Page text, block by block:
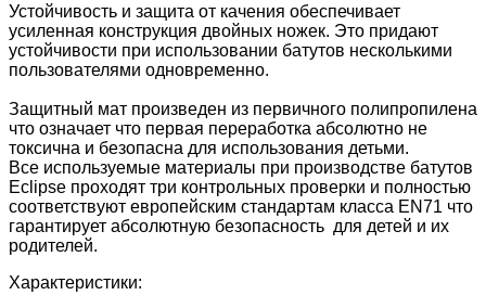
Устойчивость и защита от качения обеспечивает
усиленная конструкция двойных ножек. Это придают
устойчивости при использовании батутов несколькими
пользователями одновременно.
Защитный мат произведен из первичного полипропилена
что означает что первая переработка абсолютно не
токсична и безопасна для использования детьми.
Все используемые материалы при производстве батутов
Eclipse проходят три контрольных проверки и полностью
соответствуют европейским стандартам класса EN71 что
гарантирует абсолютную безопасность для детей и их
родителей.
Характеристики: